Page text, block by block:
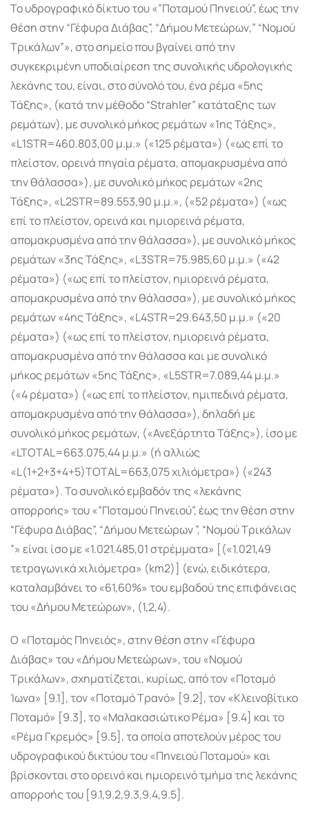
Το υδρογραφικό δίκτυο του «”Ποταμού Πηνειού”, έως την
θέση στην “Γέφυρα Διάβας”, “Δήμου Μετεώρων,” “Νομού
Τρικάλων”», στο σημείο που βγαίνει από την
συγκεκριμένη υποδιαίρεση της συνολικής υδρολογικής
λεκάνης του, είναι, στο σύνολό του, ένα ρέμα «5ης
Τάξης», (κατά την μέθοδο “Strahler” κατάταξης των
ρεμάτων), με συνολικό μήκος ρεμάτων «1ης Τάξης»,
«L1STR=460.803,00 μ.μ.» («125 ρέματα») («ως επί το
πλείστον, ορεινά πηγαία ρέματα, απομακρυσμένα από
την θάλασσα»), με συνολικό μήκος ρεμάτων «2ης
Τάξης», «L2STR=89.553,90 μ.μ.», («52 ρέματα») («ως
επί το πλείστον, ορεινά και ημιορεινά ρέματα,
απομακρυσμένα από την θάλασσα»), με συνολικό μήκος
ρεμάτων «3ης Τάξης», «L3STR=75.985,60 μ.μ.» («42
ρέματα») («ως επί το πλείστον, ημιορεινά ρέματα,
απομακρυσμένα από την θάλασσα»), με συνολικό μήκος
ρεμάτων «4ης Τάξης», «L4STR=29.643,50 μ.μ.» («20
ρέματα») («ως επί το πλείστον, ημιορεινά ρέματα,
απομακρυσμένα από την θάλασσα και με συνολικό
μήκος ρεμάτων «5ης Τάξης», «L5STR=7.089,44 μ.μ.»
(«4 ρέματα») («ως επί το πλείστον, ημιπεδινά ρέματα,
απομακρυσμένα από την θάλασσα»), δηλαδή με
συνολικό μήκος ρεμάτων, («Ανεξάρτητα Τάξης»), ίσο με
«LTOTAL=663.075,44 μ.μ.» (ή αλλιώς
«L(1+2+3+4+5)TOTAL=663,075 χιλιόμετρα») («243
ρέματα»). Το συνολικό εμβαδόν της «λεκάνης
απορροής» του «”Ποταμού Πηνειού”, έως την θέση στην
“Γέφυρα Διάβας”, “Δήμου Μετεώρων ”, “Νομού Τρικάλων
”» είναι ίσο με «1.021.485,01 στρέμματα» [(«1.021,49
τετραγωνικά χιλιόμετρα» (km2)] (ενώ, ειδικότερα,
καταλαμβάνει το «61,60%» του εμβαδού της επιφάνειας
του «Δήμου Μετεώρων», (1,2,4).
Ο «Ποταμός Πηνειός», στην θέση στην «Γέφυρα
Διάβας» του «Δήμου Μετεώρων», του «Νομού
Τρικάλων», σχηματίζεται, κυρίως, από τον «Ποταμό
Ίωνα» [9.1], τον «Ποταμό Τρανό» [9.2], τον «Κλεινοβίτικο
Ποταμό» [9.3], το «Μαλακασιώτικο Ρέμα» [9.4] και το
«Ρέμα Γκρεμός» [9.5], τα οποία αποτελούν μέρος του
υδρογραφικού δικτύου του «Πηνειού Ποταμού» και
βρίσκονται στο ορεινό και ημιορεινό τμήμα της λεκάνης
απορροής του [9.1,9.2,9.3,9.4,9.5].